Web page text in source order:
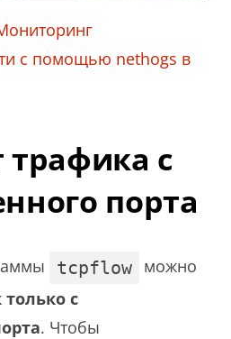
с помощью nethogs в
трафика с
порта
tcpflow можно
с
. Чтобы